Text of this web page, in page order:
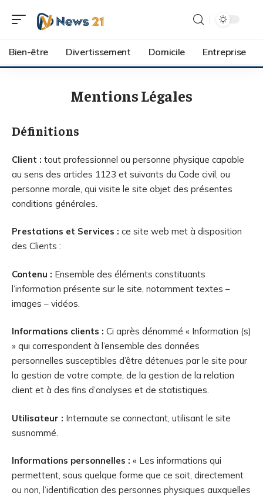
Bien-être Divertissement Domicile Entreprise
Mentions Légales
Définitions
Client : tout professionnel ou personne physique capable
au sens des articles 1123 et suivants du Code civil, ou
personne morale, qui visite le site objet des présentes
conditions générales.
Prestations et Services : ce site web met à disposition
des Clients :
Contenu : Ensemble des éléments constituants
l’information présente sur le site, notamment textes –
images – vidéos.
Informations clients : Ci après dénommé « Information (s)
» qui correspondent à l’ensemble des données
personnelles susceptibles d’être détenues par le site pour
la gestion de votre compte, de la gestion de la relation
client et à des fins d’analyses et de statistiques.
Utilisateur : Internaute se connectant, utilisant le site
susnommé.
Informations personnelles : « Les informations qui
permettent, sous quelque forme que ce soit, directement
ou non, l’identification des personnes physiques auxquelles